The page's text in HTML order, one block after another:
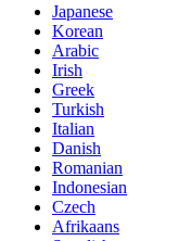
Japanese
Korean
Arabic
Irish
Greek
Turkish
Italian
Danish
Romanian
Indonesian
Czech
Afrikaans